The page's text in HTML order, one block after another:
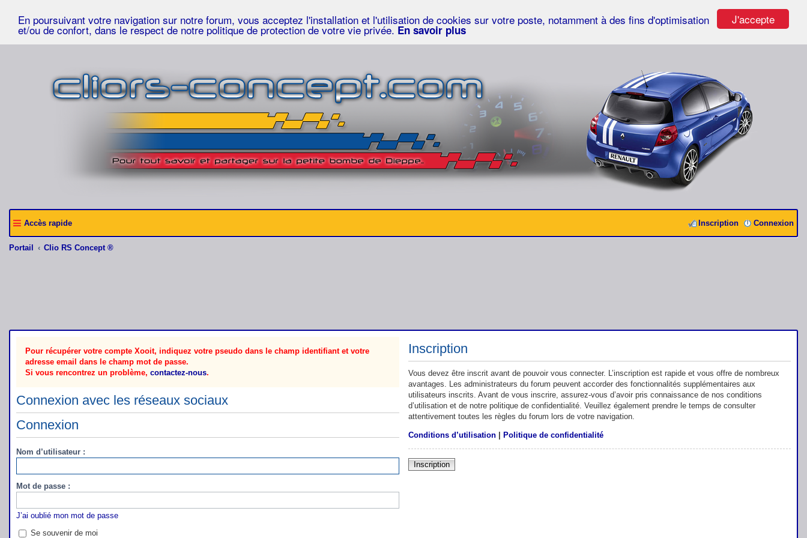
J'accepte
En poursuivant votre navigation sur notre forum, vous acceptez l'installation et l'utilisation de cookies sur votre poste, notamment à des fins d'optimisation
et/ou de confort, dans le respect de notre politique de protection de votre vie privée. En savoir plus
Accès rapide Connexion
Inscription
Portail Clio RS Concept ®
Pour récupérer votre compte Xooit, indiquez votre pseudo dans le champ identifiant et votre
adresse email dans le champ mot de passe.
Si vous rencontrez un problème, contactez-nous.
Connexion avec les réseaux sociaux
Connexion
Nom d’utilisateur :
Mot de passe :
J’ai oublié mon mot de passe
Se souvenir de moi
Inscription
Vous devez être inscrit avant de pouvoir vous connecter. L’inscription est rapide et vous offre de nombreux
avantages. Les administrateurs du forum peuvent accorder des fonctionnalités supplémentaires aux
utilisateurs inscrits. Avant de vous inscrire, assurez-vous d’avoir pris connaissance de nos conditions
d’utilisation et de notre politique de confidentialité. Veuillez également prendre le temps de consulter
attentivement toutes les règles du forum lors de votre navigation.
Conditions d’utilisation| Politique de confidentialité
Inscription